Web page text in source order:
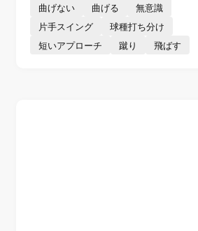
曲げない
曲げる
無意識
片手スイング
球種打ち分け
短いアプローチ
蹴り 飛ばす